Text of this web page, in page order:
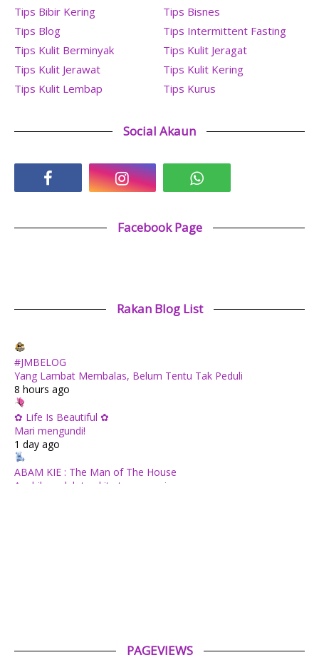
Tips Bibir Kering
Tips Bisnes
Tips Blog
Tips Intermittent Fasting
Tips Kulit Berminyak
Tips Kulit Jeragat
Tips Kulit Jerawat
Tips Kulit Kering
Tips Kulit Lembap
Tips Kurus
Social Akaun
Facebook Page
Rakan Blog List
#JMBELOG
Yang Lambat Membalas, Belum Tentu Tak Peduli
8 hours ago
✿ Life Is Beautiful ✿
Mari mengundi!
1 day ago
ABAM KIE : The Man of The House
Apabila sudah tua kita tenang saja...
Aerill.com™ | Lifestyle
PAGEVIEWS